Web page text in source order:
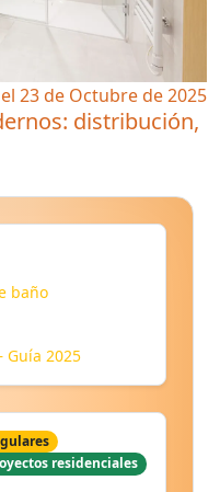
23 de Octubre de 2025
distribución,
baño
2025
residenciales